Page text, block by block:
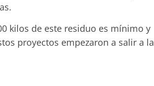
kilos de este residuo es mínimo y
proyectos empezaron a salir a la